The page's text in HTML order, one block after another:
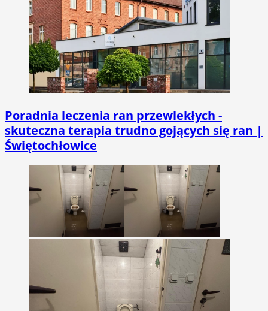
Poradnia leczenia ran przewlekłych -
skuteczna terapia trudno gojących się ran |
Świętochłowice